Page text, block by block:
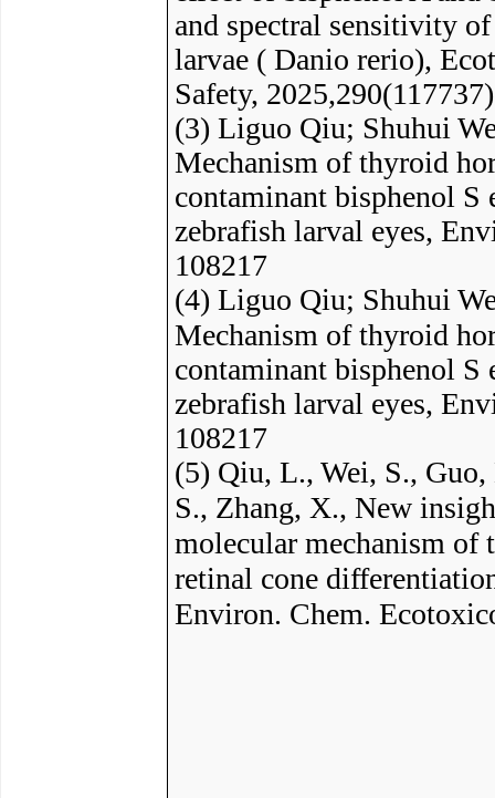
and spectral sensitivity
larvae ( Danio rerio),
Safety,
(3) Liguo Qiu; Shuhui
Mechanism of thyroid
contaminant bisphenol
zebrafish larval eyes,
108217
(4) Liguo Qiu; Shuhui
Mechanism of thyroid
contaminant bisphenol
zebrafish larval eyes,
108217
(5) Qiu, L., Wei, S.,
S., Zhang, X., New
molecular mechanism
retinal cone
Environ. Chem.